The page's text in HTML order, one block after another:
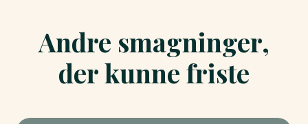
Andre smagninger,
der kunne friste